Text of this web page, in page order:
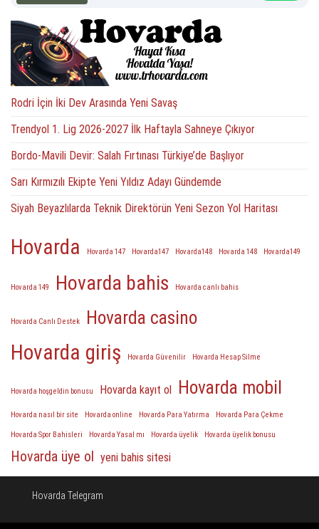
Rodri İçin İki Dev Arasında Yeni Savaş
Trendyol 1. Lig 2026-2027 İlk Haftayla Sahneye Çıkıyor
Bordo-Mavili Devir: Salah Fırtınası Türkiye’de Başlıyor
Sarı Kırmızılı Ekipte Yeni Yıldız Adayı Gündemde
Siyah Beyazlılarda Teknik Direktörün Yeni Sezon Yol Haritası
Hovarda Hovarda 147 Hovarda147 Hovarda148 Hovarda 148 Hovarda149
Hovarda 149 Hovarda bahis Hovarda canlı bahis
Hovarda Canlı Destek Hovarda casino
Hovarda giriş Hovarda Güvenilir Hovarda Hesap Silme
Hovarda hoşgeldin bonusu Hovarda kayıt ol Hovarda mobil
Hovarda nasıl bir site Hovarda online Hovarda Para Yatırma Hovarda Para Çekme
Hovarda Spor Bahisleri Hovarda Yasal mı Hovarda üyelik Hovarda üyelik bonusu
Hovarda üye ol yeni bahis sitesi
Hovarda Telegram